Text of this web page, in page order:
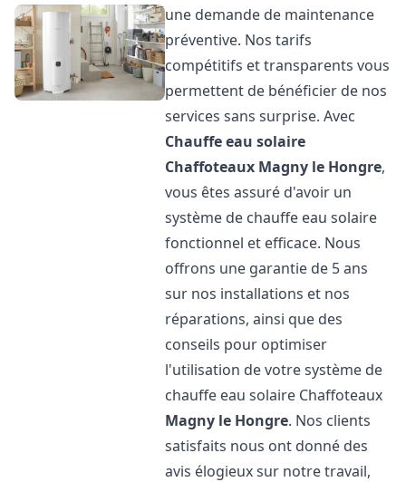
une demande de maintenance
préventive. Nos tarifs
compétitifs et transparents vous
permettent de bénéficier de nos
services sans surprise. Avec
Chauffe eau solaire
Chaffoteaux Magny le Hongre,
vous êtes assuré d'avoir un
système de chauffe eau solaire
fonctionnel et efficace. Nous
offrons une garantie de 5 ans
sur nos installations et nos
réparations, ainsi que des
conseils pour optimiser
l'utilisation de votre système de
chauffe eau solaire Chaffoteaux
Magny le Hongre. Nos clients
satisfaits nous ont donné des
avis élogieux sur notre travail,